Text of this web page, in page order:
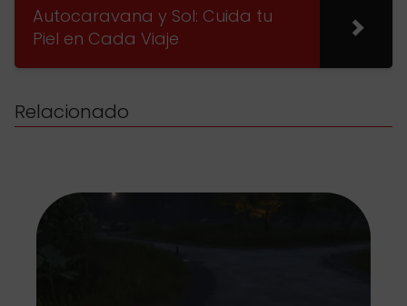
Autocaravana y Sol: Cuida tu
Piel en Cada Viaje
Relacionado